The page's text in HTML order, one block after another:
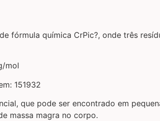
fórmula química CrPic?, onde três
mol
151932
que pode ser encontrado em
massa magra no corpo.